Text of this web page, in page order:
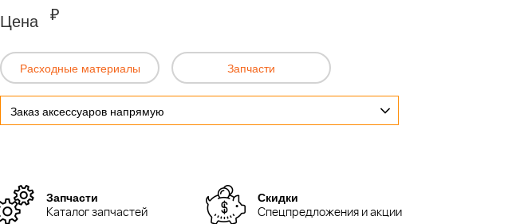
Цена ₽
Расходные материалы Запчасти
Заказ аксессуаров напрямую
Запчасти
Каталог запчастей
Скидки
Спецпредложения и акции